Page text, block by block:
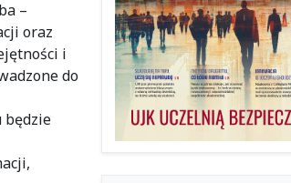
–
oraz
i
do
będzie